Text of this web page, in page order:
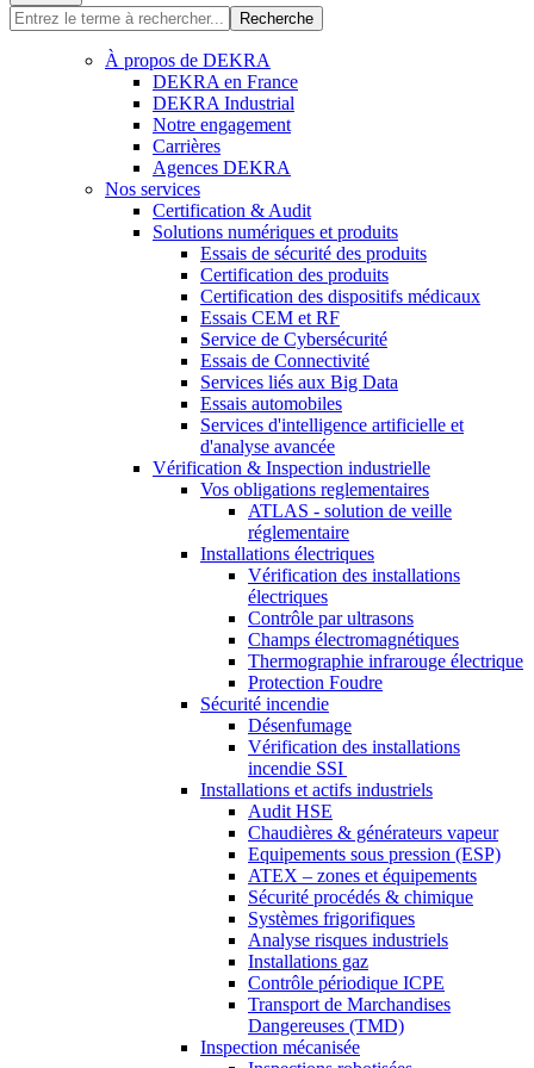
Recherche
À propos de DEKRA
DEKRA en France
DEKRA Industrial
Notre engagement
Carrières
Agences DEKRA
Nos services
Certification & Audit
Solutions numériques et produits
Essais de sécurité des produits
Certification des produits
Certification des dispositifs médicaux
Essais CEM et RF
Service de Cybersécurité
Essais de Connectivité
Services liés aux Big Data
Essais automobiles
Services d'intelligence artificielle et
d'analyse avancée
Vérification & Inspection industrielle
Vos obligations reglementaires
ATLAS - solution de veille
réglementaire
Installations électriques
Vérification des installations
électriques
Contrôle par ultrasons
Champs électromagnétiques
Thermographie infrarouge électrique
Protection Foudre
Sécurité incendie
Désenfumage
Vérification des installations
incendie SSI
Installations et actifs industriels
Audit HSE
Chaudières & générateurs vapeur
Equipements sous pression (ESP)
ATEX – zones et équipements
Sécurité procédés & chimique
Systèmes frigorifiques
Analyse risques industriels
Installations gaz
Contrôle périodique ICPE
Transport de Marchandises
Dangereuses (TMD)
Inspection mécanisée